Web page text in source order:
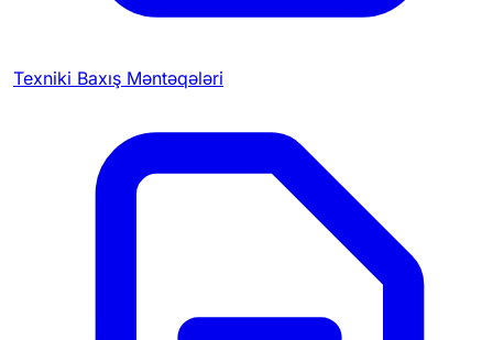
Texniki Baxış Məntəqələri